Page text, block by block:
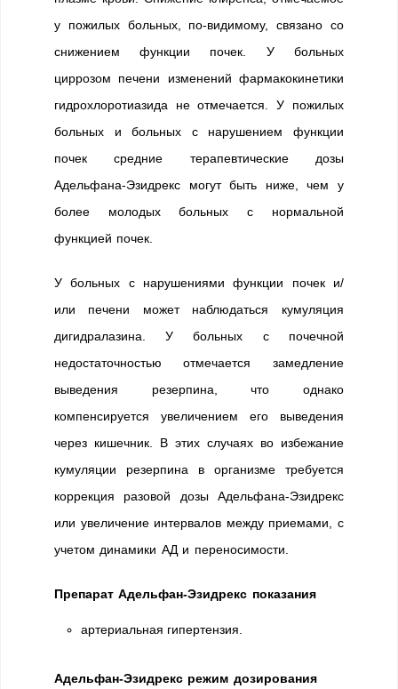
у пожилых больных, по-видимому, связано со
снижением функции почек. У больных
циррозом печени изменений фармакокинетики
гидрохлоротиазида не отмечается. У пожилых
больных и больных с нарушением функции
почек средние терапевтические дозы
Адельфана-Эзидрекс могут быть ниже, чем у
более молодых больных с нормальной
функцией почек.
У больных с нарушениями функции почек и/
или печени может наблюдаться кумуляция
дигидралазина. У больных с почечной
недостаточностью отмечается замедление
выведения резерпина, что однако
компенсируется увеличением его выведения
через кишечник. В этих случаях во избежание
кумуляции резерпина в организме требуется
коррекция разовой дозы Адельфана-Эзидрекс
или увеличение интервалов между приемами, с
учетом динамики АД и переносимости.
Препарат Адельфан-Эзидрекс показания
артериальная гипертензия.
Адельфан-Эзидрекс режим дозирования